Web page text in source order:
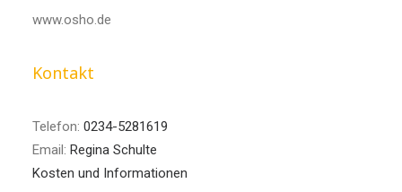
www.osho.de
Kontakt
Telefon: 0234-5281619
Email: Regina Schulte
Kosten und Informationen